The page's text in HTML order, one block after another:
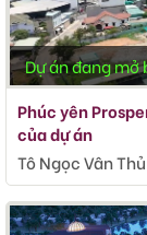
Dự án đang mở
Phúc yên
của dự án
Tô Ngọc Vân